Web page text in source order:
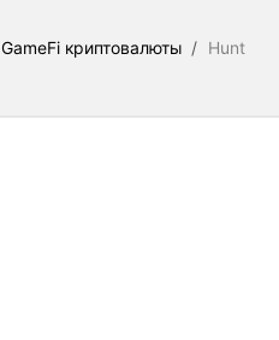
GameFi криптовалюты / Hunt